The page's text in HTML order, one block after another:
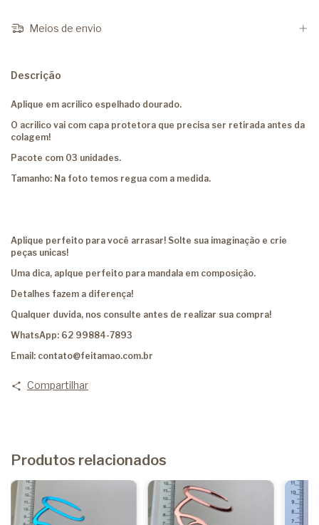
Meios de envio
Descrição
Aplique em acrilico espelhado dourado.
O acrilico vai com capa protetora que precisa ser retirada antes da
colagem!
Pacote com 03 unidades.
Tamanho: Na foto temos regua com a medida.
Aplique perfeito para você arrasar! Solte sua imaginação e crie
peças unicas!
Uma dica, aplque perfeito para mandala em composição.
Detalhes fazem a diferença!
Qualquer duvida, nos consulte antes de realizar sua compra!
WhatsApp: 62 99884-7893
Email: contato@feitamao.com.br
Compartilhar
Produtos relacionados